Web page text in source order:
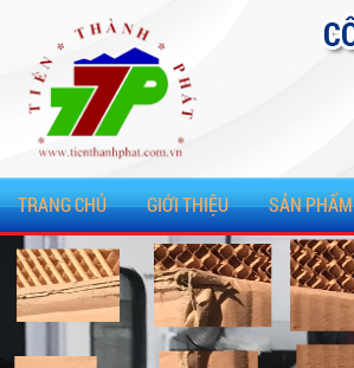
TRANG CHỦ GIỚI THIỆU SẢN PHẨM